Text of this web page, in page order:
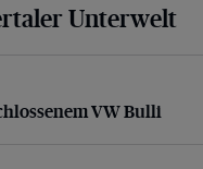
Unterwelt
VW Bulli
VW Bulli